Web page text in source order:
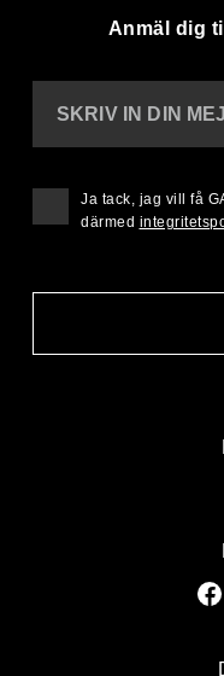
Anmäl dig
SKRIV IN DIN
Ja tack, jag vill få
därmed